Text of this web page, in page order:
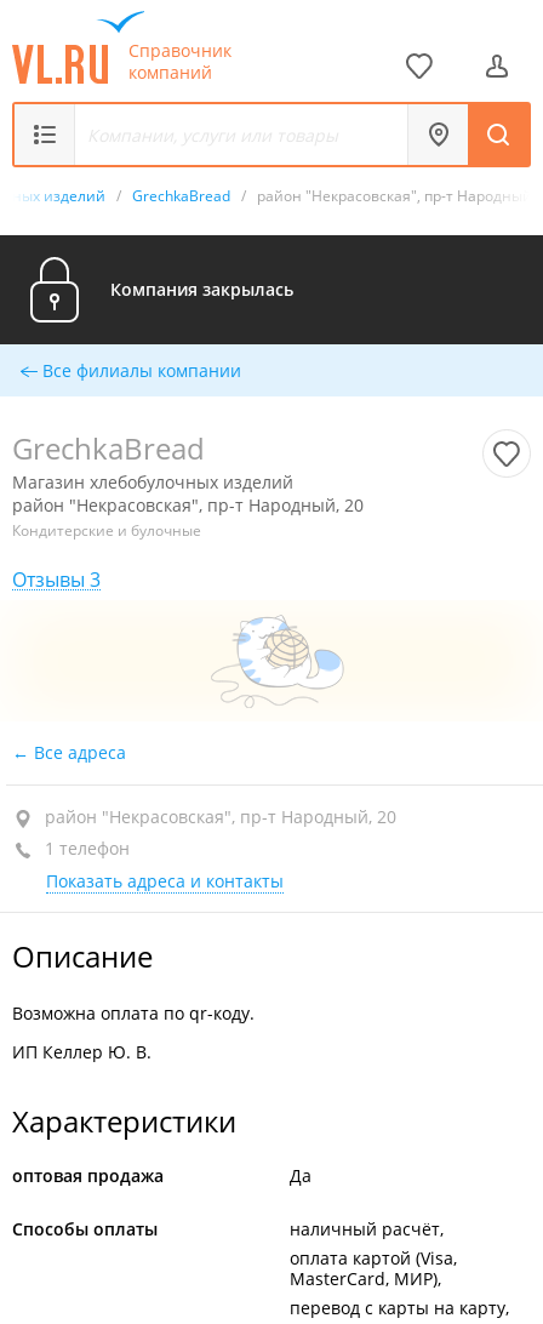
Справочник
компаний
изделий / GrechkaBread / район "Некрасовская", пр-т Народный,
Компания закрылась
Все филиалы компании
GrechkaBread
Магазин хлебобулочных изделий
район "Некрасовская", пр-т Народный, 20
Кондитерские и булочные
Отзывы 3
Все адреса
район "Некрасовская", пр-т Народный, 20
1 телефон
Показать адреса и контакты
Описание
Возможна оплата по qr-коду.
ИП Келлер Ю. В.
Характеристики
оптовая продажа Да
Способы оплаты
наличный расчёт
оплата картой (Visa,
MasterCard, МИР)
перевод с карты на карту